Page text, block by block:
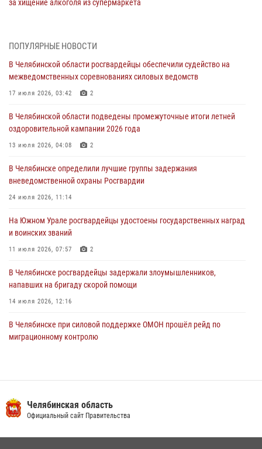
за хищение алкоголя из супермаркета
На Южном Урале спецназ Росгвардии провел военно-полевые
Росгвардейцы задержали трёх магазинных воров в Челябинске
На Южном Урале сотрудники Росгвардии задержали
подозреваемого в совершении убийства
В Челябинской области росгвардейцами по горячим следам
задержан подозреваемый в грабеже
ПОПУЛЯРНЫЕ НОВОСТИ
В Челябинской области росгвардейцы обеспечили судейство на
межведомственных соревнованиях силовых ведомств
17 июля 2026, 03:42 2
В Челябинской области подведены промежуточные итоги летней
оздоровительной кампании 2026 года
13 июля 2026, 04:08 2
В Челябинске определили лучшие группы задержания
вневедомственной охраны Росгвардии
24 июля 2026, 11:14
На Южном Урале росгвардейцы удостоены государственных наград
и воинских званий
11 июля 2026, 07:57 2
В Челябинске росгвардейцы задержали злоумышленников,
напавших на бригаду скорой помощи
14 июля 2026, 12:16
В Челябинске при силовой поддержке ОМОН прошёл рейд по
миграционному контролю
13 июля 2026, 03:02 5
Челябинская область
Официальный сайт Правительства